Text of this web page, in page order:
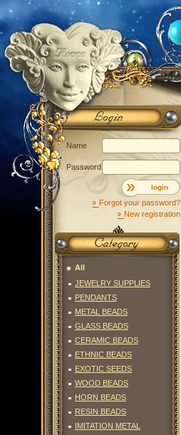
All
JEWELRY SUPPLIES
PENDANTS
METAL BEADS
GLASS BEADS
CERAMIC BEADS
ETHNIC BEADS
EXOTIC SEEDS
WOOD BEADS
HORN BEADS
RESIN BEADS
IMITATION METAL
Name
Password
login
Forgot your password?
New registration